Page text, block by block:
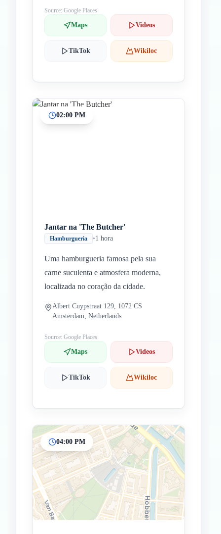
Source: Google Places
Maps Videos
TikTok Wikiloc
02:00 PM
Jantar na 'The Butcher'
Hamburgueria •1 hora
Uma hamburgueria famosa pela sua
carne suculenta e atmosfera moderna,
localizada no coração da cidade.
Albert Cuypstraat 129, 1072 CS
Amsterdam, Netherlands
Source: Google Places
Maps Videos
TikTok Wikiloc
04:00 PM